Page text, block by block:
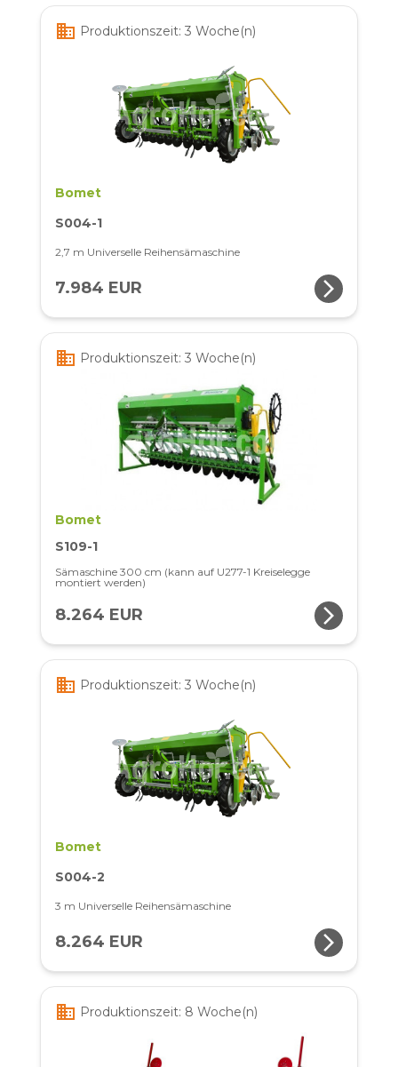
business Produktionszeit: 3 Woche(n)
Bomet
S004-1
2,7 m Universelle Reihensämaschine
7.984 EUR arrow_forward_ios
business Produktionszeit: 3 Woche(n)
Bomet
S109-1
Sämaschine 300 cm (kann auf U277-1 Kreiselegge
montiert werden)
8.264 EUR arrow_forward_ios
business Produktionszeit: 3 Woche(n)
Bomet
S004-2
3 m Universelle Reihensämaschine
8.264 EUR arrow_forward_ios
business Produktionszeit: 8 Woche(n)